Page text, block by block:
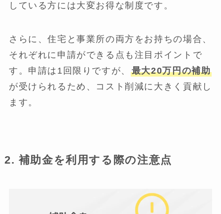
している方には大変お得な制度です。
さらに、住宅と事業所の両方をお持ちの場合、
それぞれに申請ができる点も注目ポイントで
す。申請は1回限りですが、 最大20万円の補助
が受けられるため、コスト削減に大きく貢献し
ます。
2. 補助金を利用する際の注意点